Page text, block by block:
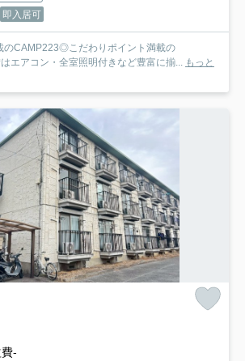
即入居可
のCAMP223◎こだわりポイント満載の
エアコン・全室照明付きなど豊富に揃... もっと
-